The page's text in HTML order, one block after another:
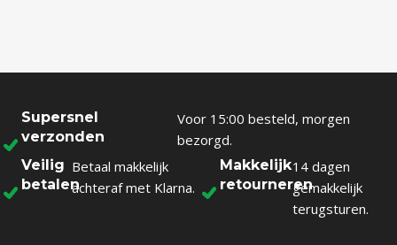
Supersnel
verzonden
Voor 15:00 besteld, morgen
bezorgd.
Veilig
betalen
Betaal makkelijk
achteraf met Klarna.
Makkelijk
retourneren
14 dagen
gemakkelijk
terugsturen.